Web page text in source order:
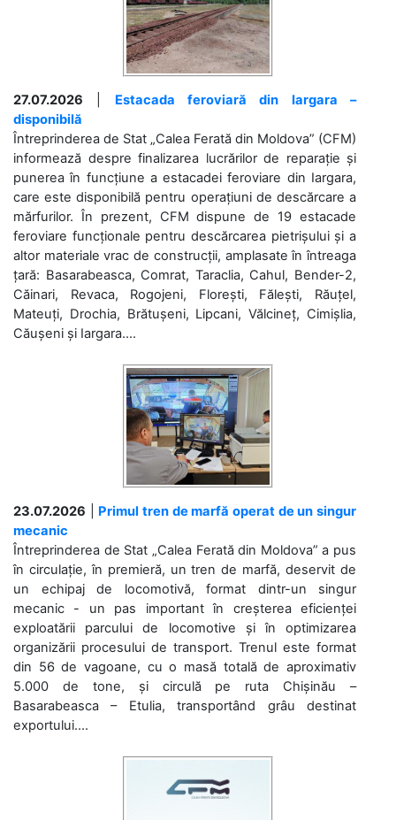
27.07.2026
Estacada feroviară din Iargara –
disponibilă
Întreprinderea de Stat „Calea Ferată din Moldova” (CFM)
informează despre finalizarea lucrărilor de reparație și
punerea în funcțiune a estacadei feroviare din Iargara,
care este disponibilă pentru operațiuni de descărcare a
mărfurilor. În prezent, CFM dispune de 19 estacade
feroviare funcționale pentru descărcarea pietrișului și a
altor materiale vrac de construcții, amplasate în întreaga
țară: Basarabeasca, Comrat, Taraclia, Cahul, Bender-2,
Căinari, Revaca, Rogojeni, Florești, Fălești, Răuțel,
Mateuți, Drochia, Brătușeni, Lipcani, Vălcineț, Cimișlia,
Căușeni și Iargara....
23.07.2026
Primul tren de marfă operat de un singur
mecanic
Întreprinderea de Stat „Calea Ferată din Moldova” a pus
în circulație, în premieră, un tren de marfă, deservit de
un echipaj de locomotivă, format dintr-un singur
mecanic - un pas important în creșterea eficienței
exploatării parcului de locomotive și în optimizarea
organizării procesului de transport. Trenul este format
din 56 de vagoane, cu o masă totală de aproximativ
5.000 de tone, și circulă pe ruta Chișinău –
Basarabeasca – Etulia, transportând grâu destinat
exportului....